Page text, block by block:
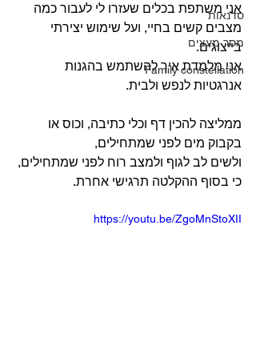
סדנאות
מסר מעצים
Family constellation
אני משתפת בכלים שעזרו לי לעבור כמה
מצבים קשים בחיי, ועל שימוש יצירתי
בייצוגים.
אני מלמדת איך להשתמש בהגנות
אנרגטיות לנפש ולבית.
ממליצה להכין דף וכלי כתיבה, וכוס או
בקבוק מים לפני שמתחילים,
ולשים לב לגוף ולמצב רוח לפני שמתחילים,
כי בסוף ההקלטה תרגישי אחרת.
https://youtu.be/ZgoMnStoXII